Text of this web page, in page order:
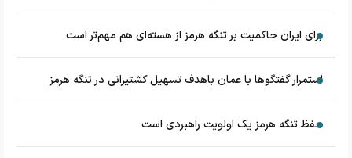
برای ایران حاکمیت بر تنگه هرمز از هسته‌ای هم مهم‌تر است
استمرار گفتگوها با عمان باهدف تسهیل کشتیرانی در تنگه هرمز
حفظ تنگه هرمز یک اولویت راهبردی است